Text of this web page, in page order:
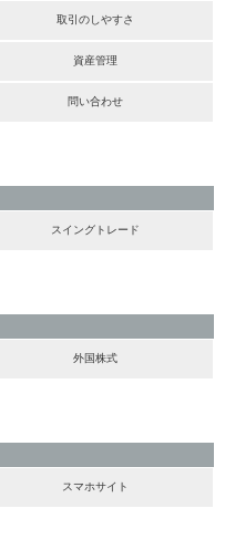
取引のしやすさ
資産管理
問い合わせ
スイングトレード
外国株式
スマホサイト